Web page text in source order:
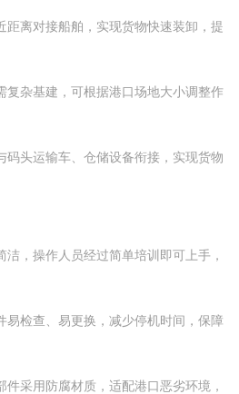
对接船舶，实现货物快速装卸，提
基建，可根据港口场地大小调整作
运输车、仓储设备衔接，实现货物
操作人员经过简单培训即可上手，
查、易更换，减少停机时间，保障
用防腐材质，适配港口恶劣环境，